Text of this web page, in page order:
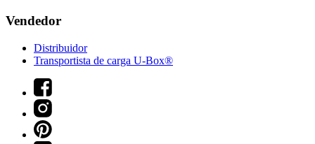
Vendedor
Distribuidor
Transportista de carga U-Box®